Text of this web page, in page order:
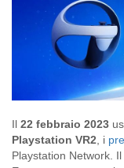
Il 22 febbraio 2023
Playstation VR2, i
Playstation Network.